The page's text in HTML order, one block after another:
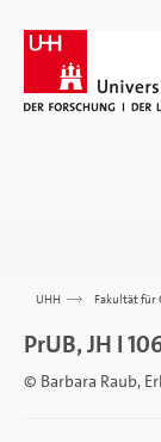
UHH >>> Fakultät für
PrUB, JH I
© Barbara Raub,